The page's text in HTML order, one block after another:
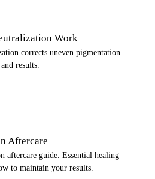
Work
corrects uneven pigmentation.
results.
Aftercare
aftercare guide. Essential healing
to maintain your results.